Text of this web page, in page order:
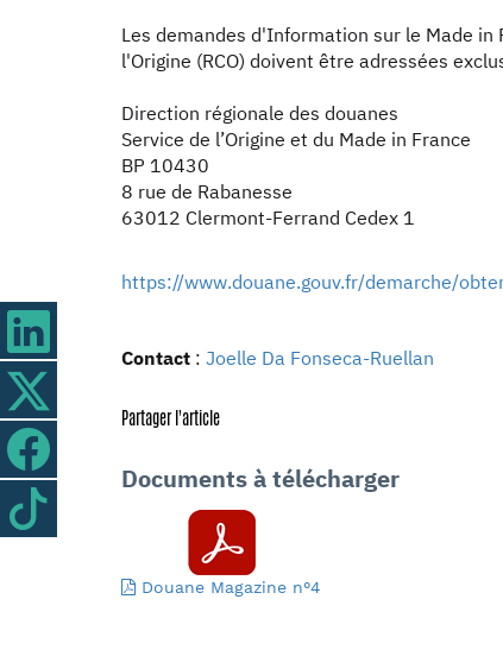
Les demandes d'Information sur le Made
l'Origine (RCO) doivent être adressées
Direction régionale des douanes
Service de l’Origine et du Made in France
BP 10430
8 rue de Rabanesse
63012 Clermont-Ferrand Cedex 1
https://www.douane.gouv.fr/demarche/
Contact : Joelle Da Fonseca-Ruellan
Partager l'article
Documents à télécharger
Douane Magazine n°4